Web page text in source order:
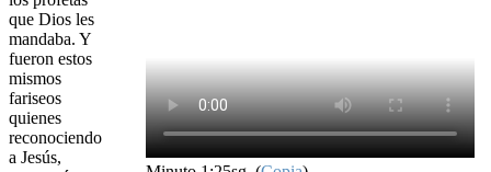
que Dios les
mandaba. Y
fueron estos
mismos
fariseos
quienes
reconociendo
a Jesús,